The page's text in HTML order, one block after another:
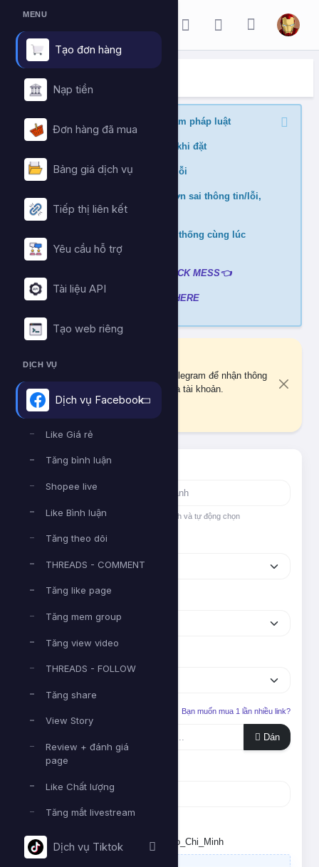
MENU
Tạo đơn hàng
Nạp tiền
Đơn hàng đã mua
Bảng giá dịch vụ
Tiếp thị liên kết
Yêu cầu hỗ trợ
Tài liệu API
Tạo web riêng
DỊCH VỤ
Dịch vụ Facebook
Like Giá rẻ
Tăng bình luận
Shopee live
Like Bình luận
Tăng theo dõi
THREADS - COMMENT
Tăng like page
Tăng mem group
Tăng view video
THREADS - FOLLOW
Tăng share
View Story
Review + đánh giá
page
Like Chất lượng
Tăng mắt livestream
Dịch vụ Tiktok
ĐẶT HÀNG DỊCH VỤ
Trang chủ Đặt hàng dịch vụ
Nghiêm cấm buff nội dung vi phạm pháp luật
Kiểm tra min/max quantity trước khi đặt
Đảm bảo link chính xác để tránh lỗi
Không hỗ trợ và hoàn tiền nếu đơn sai thông tin/lỗi,
cài đè đơn
Không xử lý nếu mua ở nhiều hệ thống cùng lúc
tránh hao hụt số dư
CLICK MESS👈
Xem video hướng dẫn CLICK HERE
Bạn chưa liên kết tài khoản Telegram để nhận thông
báo quan trọng về đơn hàng và tài khoản.
Tìm nhanh dịch vụ
Nhập tên hoặc ID dịch vụ để tìm kiếm nhanh và tự động chọn
Nền tảng
Phân loại
Bạn muốn mua 1 lần nhiều link?
Dán
Số lượng
Tối thiểu:- Tối đa:
Đặt lịch chạy. Múi giờ: Asia/Ho_Chi_Minh